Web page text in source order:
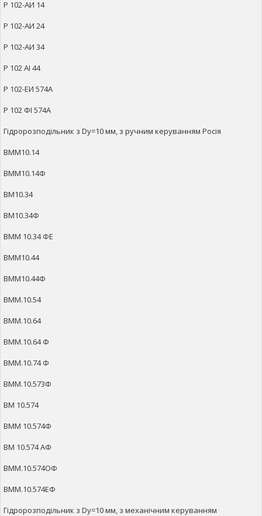
Р 102-АИ 14
Р 102-АИ 24
Р 102-АИ 34
Р 102 АІ 44
Р 102-ЕИ 574А
Р 102 ФІ 574А
Гідророзподільник з Dy=10 мм, з ручним керуванням Росія
ВММ10.14
ВММ10.14Ф
ВМ10.34
ВМ10.34Ф
ВММ 10.34 ФЕ
ВММ10.44
ВММ10.44Ф
ВММ.10.54
ВММ.10.64
ВММ.10.64 Ф
ВММ.10.74 Ф
ВММ.10.573Ф
ВМ 10.574
ВММ 10.574Ф
ВМ 10.574 АФ
ВММ.10.574ОФ
ВММ.10.574ЕФ
Гідророзподільник з Dy=10 мм, з механічним керуванням